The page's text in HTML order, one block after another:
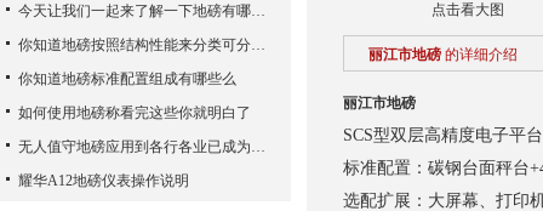
点击看大图
丽江市地磅 的详细介绍
丽江市地磅
SCS型双层高精度电子平
标准配置：碳钢台面秤台
选配扩展：大屏幕、打印
今天让我们一起来了解一下地磅有哪些特点吧
你知道地磅按照结构性能来分类可分为哪些么
你知道地磅标准配置组成有哪些么
如何使用地磅称看完这些你就明白了
无人值守地磅应用到各行各业已成为称重历史发展的潮流
耀华A12地磅仪表操作说明